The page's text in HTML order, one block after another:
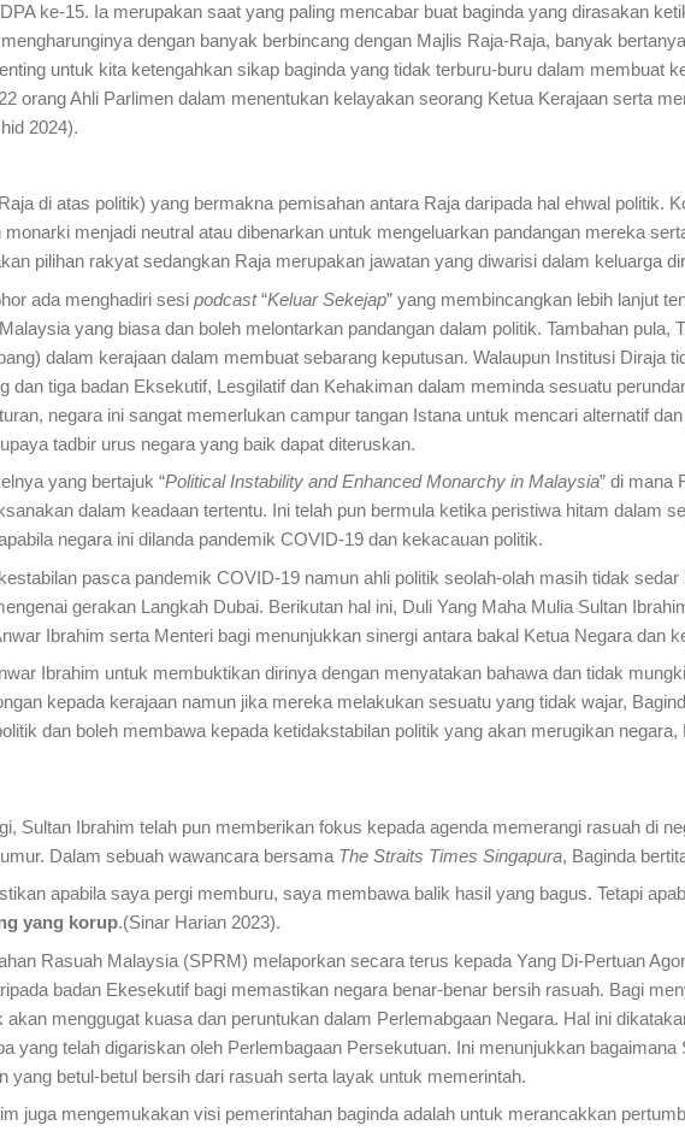
ke-15. Ia merupakan saat yang paling mencabar buat baginda yang dirasakan
dengan banyak berbincang dengan Majlis Raja-Raja, banyak
untuk kita ketengahkan sikap baginda yang tidak terburu-buru dalam membuat
orang Ahli Parlimen dalam menentukan kelayakan seorang Ketua Kerajaan serta
2024).
di atas politik) yang bermakna pemisahan antara Raja daripada hal ehwal politik.
menjadi neutral atau dibenarkan untuk mengeluarkan pandangan mereka
pilihan rakyat sedangkan Raja merupakan jawatan yang diwarisi dalam keluarga
ada menghadiri sesi podcast“Keluar Sekejap” yang membincangkan lebih lanjut
yang biasa dan boleh melontarkan pandangan dalam politik. Tambahan
dalam kerajaan dalam membuat sebarang keputusan. Walaupun Institusi Diraja
tiga badan Eksekutif, Lesgilatif dan Kehakiman dalam meminda sesuatu
negara ini sangat memerlukan campur tangan Istana untuk mencari alternatif
tadbir urus negara yang baik dapat diteruskan.
yang bertajuk “Political Instability and Enhanced Monarchy in Malaysia” di mana
dalam keadaan tertentu. Ini telah pun bermula ketika peristiwa hitam dalam
negara ini dilanda pandemik COVID-19 dan kekacauan politik.
pasca pandemik COVID-19 namun ahli politik seolah-olah masih tidak
gerakan Langkah Dubai. Berikutan hal ini, Duli Yang Maha Mulia Sultan
Ibrahim serta Menteri bagi menunjukkan sinergi antara bakal Ketua Negara dan
Ibrahim untuk membuktikan dirinya dengan menyatakan bahawa dan tidak
kepada kerajaan namun jika mereka melakukan sesuatu yang tidak wajar,
dan boleh membawa kepada ketidakstabilan politik yang akan merugikan
Sultan Ibrahim telah pun memberikan fokus kepada agenda memerangi rasuah di
Dalam sebuah wawancara bersama The Straits Times Singapura, Baginda
apabila saya pergi memburu, saya membawa balik hasil yang bagus. Tetapi
yang korup.(Sinar Harian 2023).
Rasuah Malaysia (SPRM) melaporkan secara terus kepada Yang Di-Pertuan
badan Ekesekutif bagi memastikan negara benar-benar bersih rasuah. Bagi
menggugat kuasa dan peruntukan dalam Perlemabgaan Negara. Hal ini
yang telah digariskan oleh Perlembagaan Persekutuan. Ini menunjukkan
betul-betul bersih dari rasuah serta layak untuk memerintah.
juga mengemukakan visi pemerintahan baginda adalah untuk merancakkan